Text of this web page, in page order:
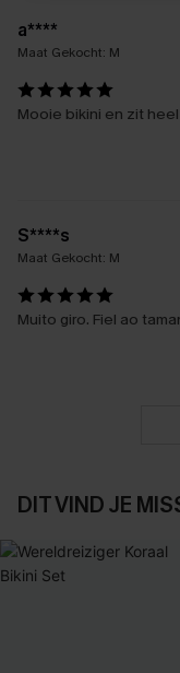
a****
Maat Gekocht: M
Mooie bikini en zit
S****s
Maat Gekocht: M
Muito giro. Fiel ao
DIT VIND JE